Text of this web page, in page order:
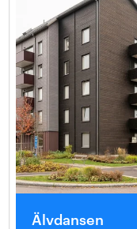
Älvdansen